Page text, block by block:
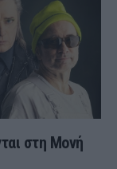
στη Μονή